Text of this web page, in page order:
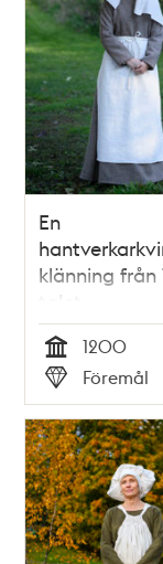
En
klänning
talet
Tid
1200
Typ
Föremål